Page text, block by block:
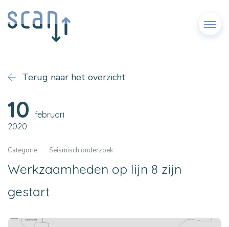
Menu
Terug naar het overzicht
10 februari
2020
Categorie: Seismisch onderzoek
Werkzaamheden op lijn 8 zijn
gestart